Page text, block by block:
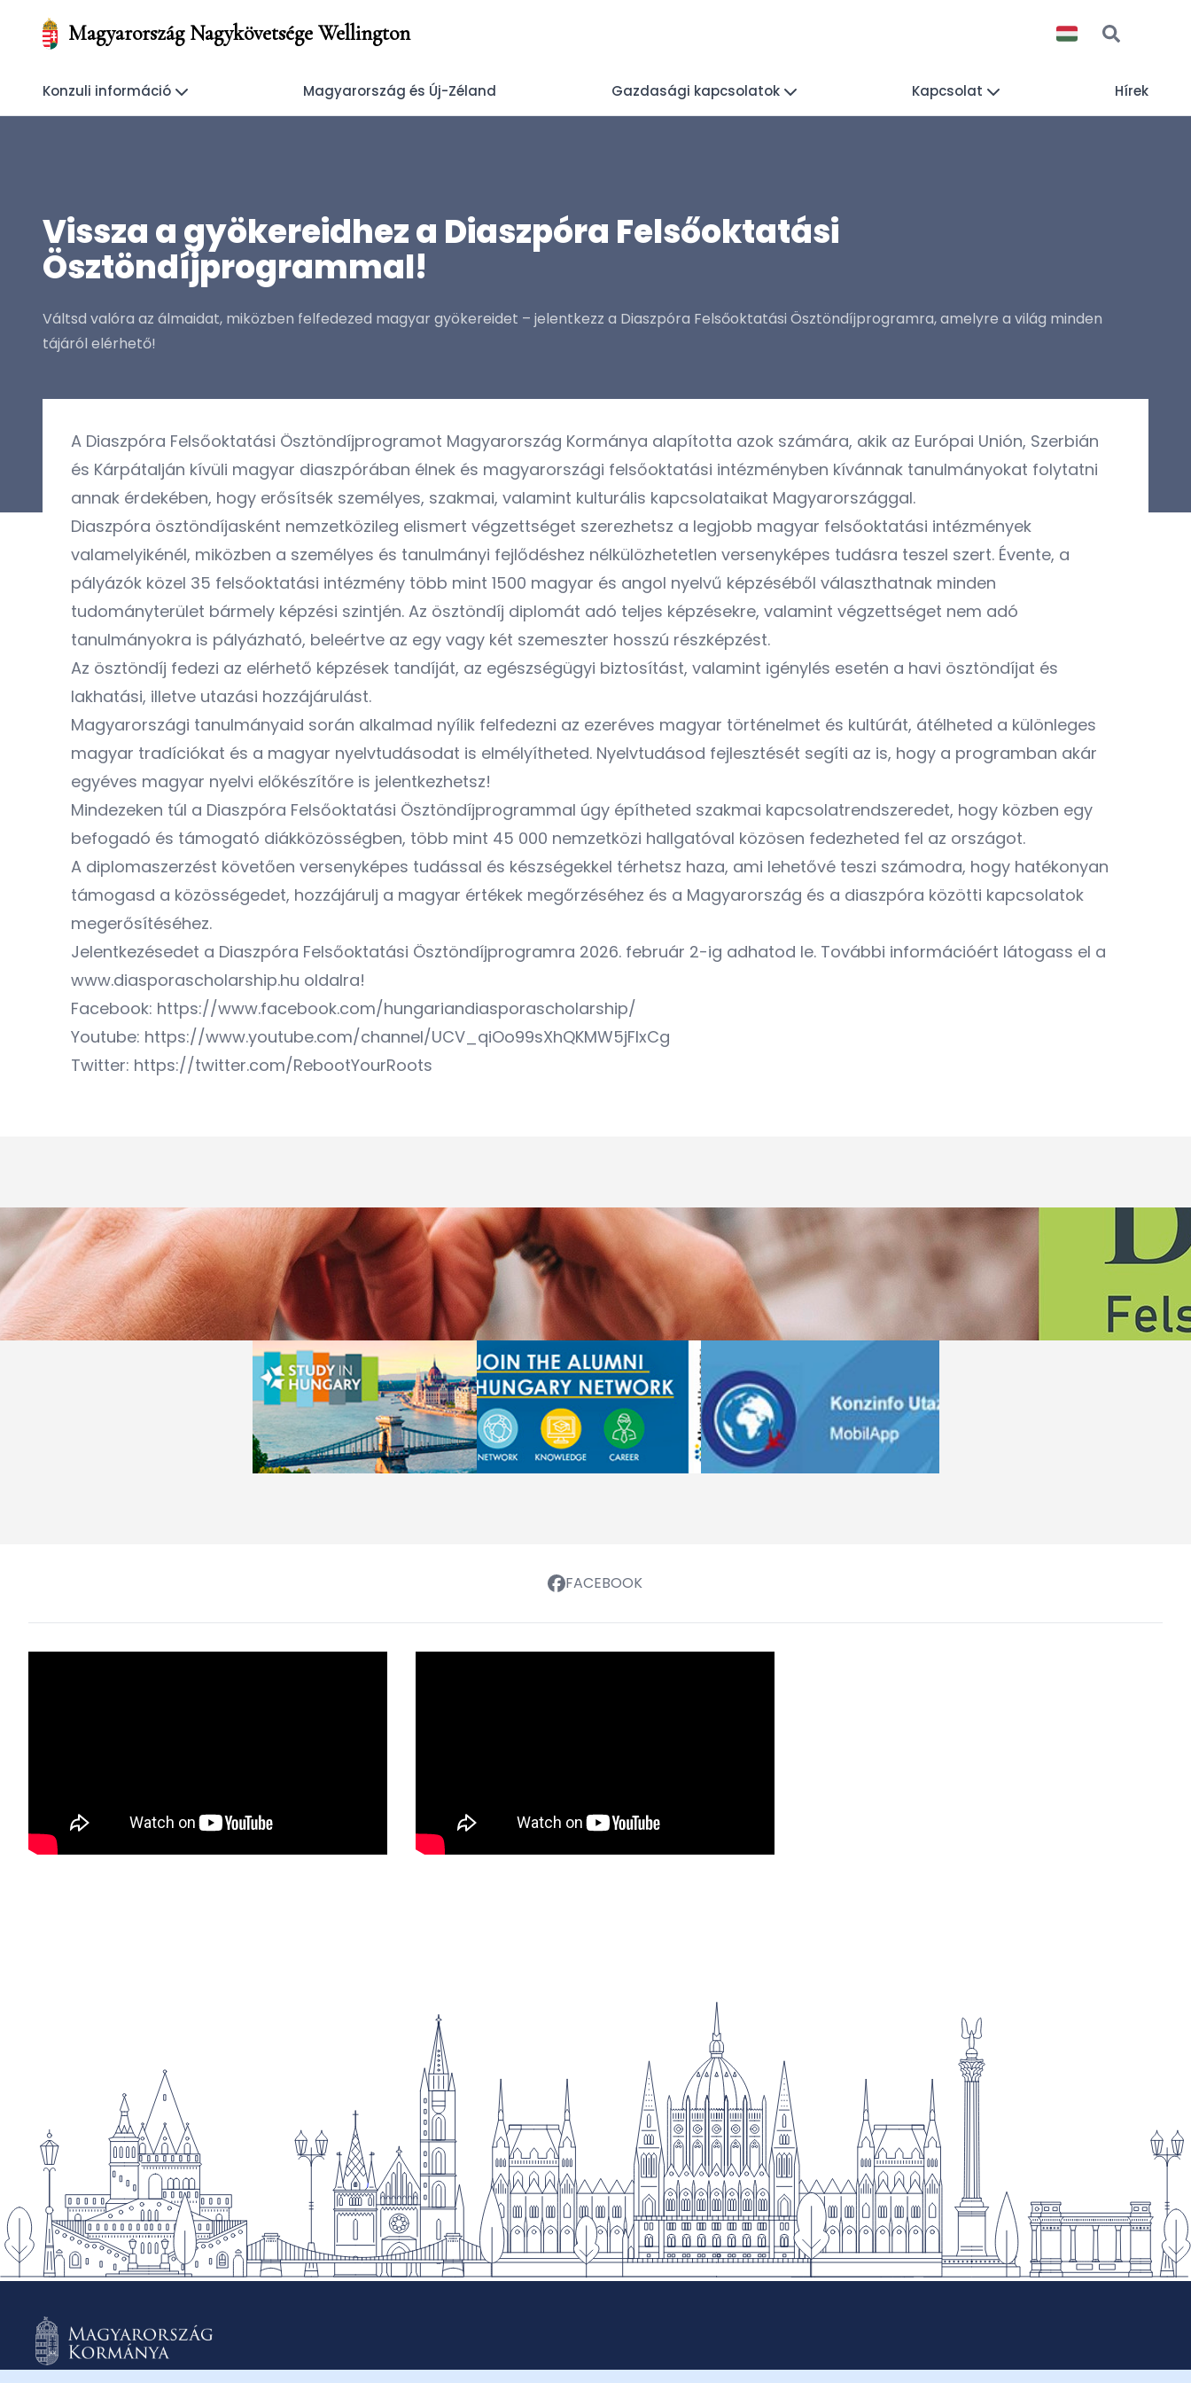
Magyarország Nagykövetsége Wellington
Konzuli információ Magyarország és Új-Zéland Gazdasági kapcsolatok Kapcsolat Hírek
Vissza a gyökereidhez a Diaszpóra Felsőoktatási
Ösztöndíjprogrammal!
Váltsd valóra az álmaidat, miközben felfedezed magyar gyökereidet – jelentkezz a Diaszpóra Felsőoktatási Ösztöndíjprogramra, amelyre a világ minden
tájáról elérhető!
A Diaszpóra Felsőoktatási Ösztöndíjprogramot Magyarország Kormánya alapította azok számára, akik az Európai Unión, Szerbián
és Kárpátalján kívüli magyar diaszpórában élnek és magyarországi felsőoktatási intézményben kívánnak tanulmányokat folytatni
annak érdekében, hogy erősítsék személyes, szakmai, valamint kulturális kapcsolataikat Magyarországgal.
Diaszpóra ösztöndíjasként nemzetközileg elismert végzettséget szerezhetsz a legjobb magyar felsőoktatási intézmények
valamelyikénél, miközben a személyes és tanulmányi fejlődéshez nélkülözhetetlen versenyképes tudásra teszel szert. Évente, a
pályázók közel 35 felsőoktatási intézmény több mint 1500 magyar és angol nyelvű képzéséből választhatnak minden
tudományterület bármely képzési szintjén. Az ösztöndíj diplomát adó teljes képzésekre, valamint végzettséget nem adó
tanulmányokra is pályázható, beleértve az egy vagy két szemeszter hosszú részképzést.
Az ösztöndíj fedezi az elérhető képzések tandíját, az egészségügyi biztosítást, valamint igénylés esetén a havi ösztöndíjat és
lakhatási, illetve utazási hozzájárulást.
Magyarországi tanulmányaid során alkalmad nyílik felfedezni az ezeréves magyar történelmet és kultúrát, átélheted a különleges
magyar tradíciókat és a magyar nyelvtudásodat is elmélyítheted. Nyelvtudásod fejlesztését segíti az is, hogy a programban akár
egyéves magyar nyelvi előkészítőre is jelentkezhetsz!
Mindezeken túl a Diaszpóra Felsőoktatási Ösztöndíjprogrammal úgy építheted szakmai kapcsolatrendszeredet, hogy közben egy
befogadó és támogató diákközösségben, több mint 45 000 nemzetközi hallgatóval közösen fedezheted fel az országot.
A diplomaszerzést követően versenyképes tudással és készségekkel térhetsz haza, ami lehetővé teszi számodra, hogy hatékonyan
támogasd a közösségedet, hozzájárulj a magyar értékek megőrzéséhez és a Magyarország és a diaszpóra közötti kapcsolatok
megerősítéséhez.
Jelentkezésedet a Diaszpóra Felsőoktatási Ösztöndíjprogramra 2026. február 2-ig adhatod le. További információért látogass el a
www.diasporascholarship.hu oldalra!
Facebook: https://www.facebook.com/hungariandiasporascholarship/
Youtube: https://www.youtube.com/channel/UCV_qiOo99sXhQKMW5jFlxCg
Twitter: https://twitter.com/RebootYourRoots
FACEBOOK